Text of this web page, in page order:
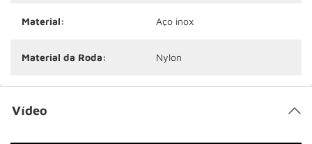
Material: Aço inox
Material da Roda: Nylon
Vídeo